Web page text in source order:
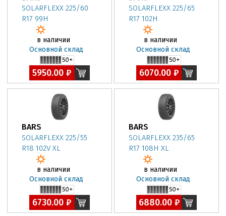
SOLARFLEXX 225/60
R17 99H
в наличии
Основной склад
5950.00 ₽
SOLARFLEXX 225/65
R17 102H
в наличии
Основной склад
6070.00 ₽
BARS
SOLARFLEXX 225/55
R18 102V XL
в наличии
Основной склад
6730.00 ₽
BARS
SOLARFLEXX 235/65
R17 108H XL
в наличии
Основной склад
6880.00 ₽